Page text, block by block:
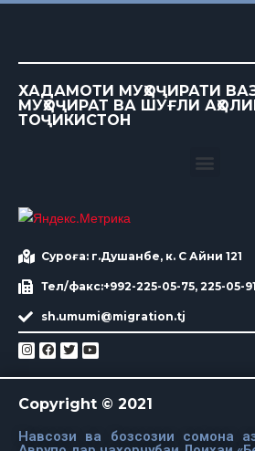
ХАДАМОТИ МУҲОҶИРАТИ
МУҲОҶИРАТ ВА ШУҒЛИ
ТОҶИКИСТОН
Суроға: г.Душанбе, к. С Айни 121
Тел/факс:+992-225-05-75, 225-05-
sh.umumi@migration.tj
Copyright © 2021
Навсози ва бозсозии сомона